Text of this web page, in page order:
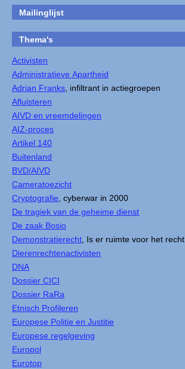
Mailinglijst
Thema's
Activisten
Administratieve Apartheid
Adrian Franks , infiltrant in actiegroepen
Afluisteren
AIVD en vreemdelingen
AIZ-proces
Artikel 140
Buitenland
BVD/AIVD
Cameratoezicht
Cryptografie , cyberwar in 2000
De tragiek van de geheime dienst
De zaak Bosio
Demonstratierecht , Is er ruimte voor het recht
Dierenrechtenactivisten
DNA
Dossier CICI
Dossier RaRa
Etnisch Profileren
Europese Politie en Justitie
Europese regelgeving
Europol
Eurotop